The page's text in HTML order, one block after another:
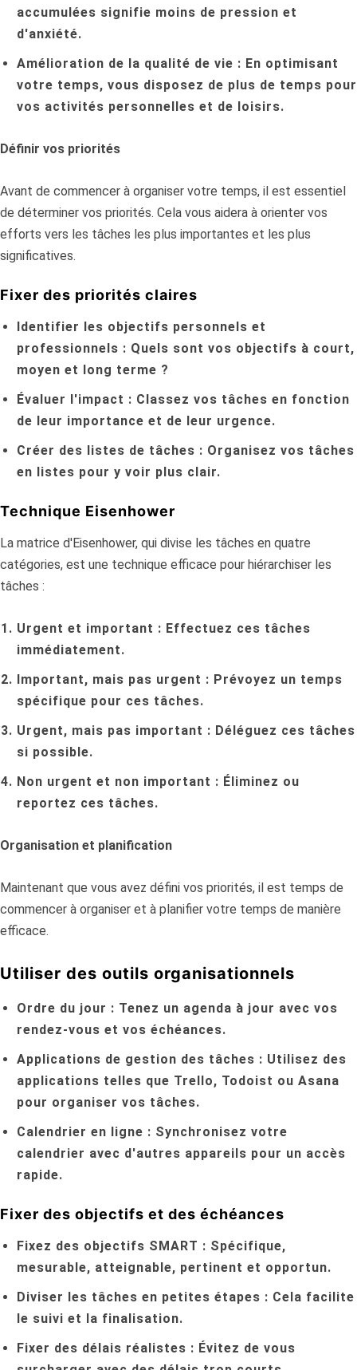
accumulées signifie moins de pression et
d'anxiété.
Amélioration de la qualité de vie : En optimisant
votre temps, vous disposez de plus de temps pour
vos activités personnelles et de loisirs.
Définir vos priorités
Avant de commencer à organiser votre temps, il est essentiel
de déterminer vos priorités. Cela vous aidera à orienter vos
efforts vers les tâches les plus importantes et les plus
significatives.
Fixer des priorités claires
Identifier les objectifs personnels et
professionnels : Quels sont vos objectifs à court,
moyen et long terme ?
Évaluer l'impact : Classez vos tâches en fonction
de leur importance et de leur urgence.
Créer des listes de tâches : Organisez vos tâches
en listes pour y voir plus clair.
Technique Eisenhower
La matrice d'Eisenhower, qui divise les tâches en quatre
catégories, est une technique efficace pour hiérarchiser les
tâches :
Urgent et important : Effectuez ces tâches
immédiatement.
Important, mais pas urgent : Prévoyez un temps
spécifique pour ces tâches.
Urgent, mais pas important : Déléguez ces tâches
si possible.
Non urgent et non important : Éliminez ou
reportez ces tâches.
Organisation et planification
Maintenant que vous avez défini vos priorités, il est temps de
commencer à organiser et à planifier votre temps de manière
efficace.
Utiliser des outils organisationnels
Ordre du jour : Tenez un agenda à jour avec vos
rendez-vous et vos échéances.
Applications de gestion des tâches : Utilisez des
applications telles que Trello, Todoist ou Asana
pour organiser vos tâches.
Calendrier en ligne : Synchronisez votre
calendrier avec d'autres appareils pour un accès
rapide.
Fixer des objectifs et des échéances
Fixez des objectifs SMART : Spécifique,
mesurable, atteignable, pertinent et opportun.
Diviser les tâches en petites étapes : Cela facilite
le suivi et la finalisation.
Fixer des délais réalistes : Évitez de vous